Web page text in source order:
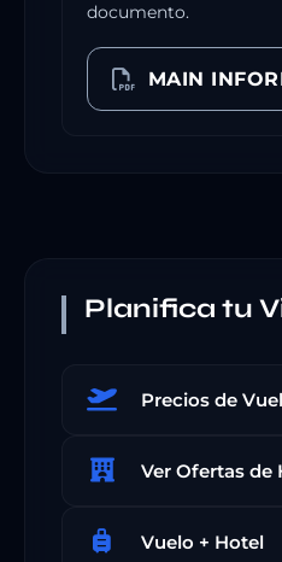
documento.
MAIN
Planifica tu
Precios de
Ver Ofertas de
Vuelo + Hotel